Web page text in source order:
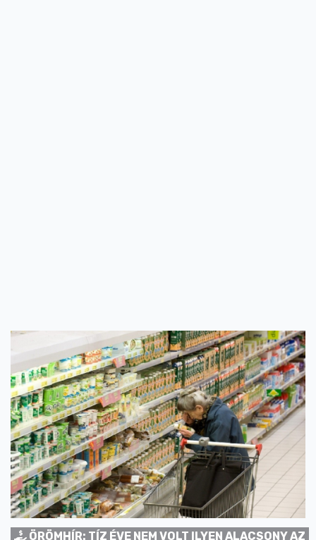
ÖRÖMHÍR: TÍZ ÉVE NEM VOLT ILYEN ALACSONY AZ